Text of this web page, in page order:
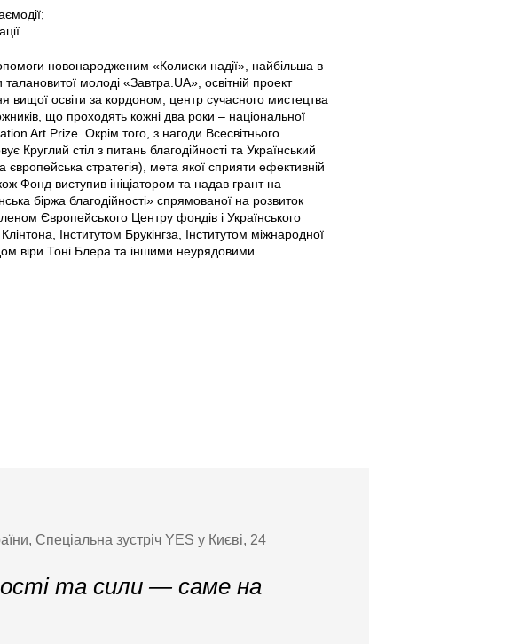
новонародженим «Колиски надії», найбільша в
молоді «Завтра.UA», освітній проект
вищої освіти за кордоном; центр сучасного мистецтва
що проходять кожні два роки – національної
Art Prize. Окрім того, з нагоди Всесвітнього
Круглий стіл з питань благодійності та Український
стратегія), мета якої сприяти ефективній
Фонд виступив ініціатором та надав грант на
біржа благодійності» спрямованої на розвиток
Європейського Центру фондів і Українського
Інститутом Брукінгза, Інститутом міжнародної
віри Тоні Блера та іншими неурядовими
Спеціальна зустріч YES у Києві, 24
та сили — саме на